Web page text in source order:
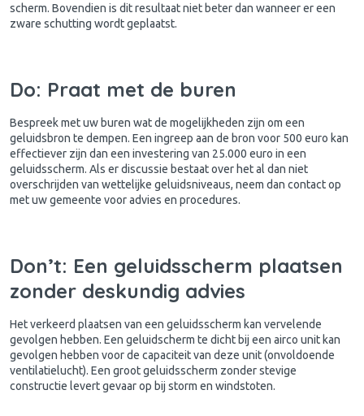
scherm. Bovendien is dit resultaat niet beter dan wanneer er een
zware schutting wordt geplaatst.
Do: Praat met de buren
Bespreek met uw buren wat de mogelijkheden zijn om een
geluidsbron te dempen. Een ingreep aan de bron voor 500 euro kan
effectiever zijn dan een investering van 25.000 euro in een
geluidsscherm. Als er discussie bestaat over het al dan niet
overschrijden van wettelijke geluidsniveaus, neem dan contact op
met uw gemeente voor advies en procedures.
Don’t: Een geluidsscherm plaatsen
zonder deskundig advies
Het verkeerd plaatsen van een geluidsscherm kan vervelende
gevolgen hebben. Een geluidscherm te dicht bij een airco unit kan
gevolgen hebben voor de capaciteit van deze unit (onvoldoende
ventilatielucht). Een groot geluidsscherm zonder stevige
constructie levert gevaar op bij storm en windstoten.